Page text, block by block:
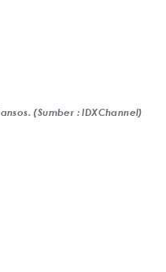
(Sumber : IDXChannel)